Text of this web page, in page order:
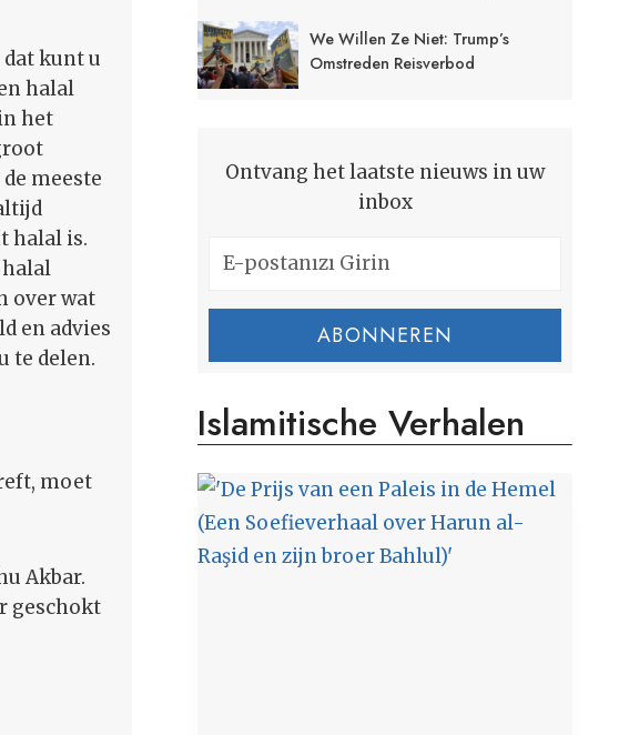
dat kunt u
halal
het
meeste
halal is.
halal
over wat
en advies
te delen.
moet
Akbar.
geschokt
We Willen Ze Niet: Trump’s
Omstreden Reisverbod
Ontvang het laatste nieuws in uw
inbox
ABONNEREN
Islamitische Verhalen